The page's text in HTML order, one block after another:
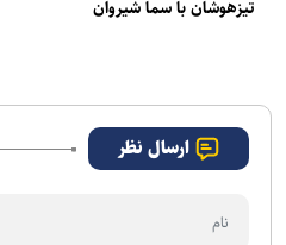
تیزهوشان با سما شیروان
ارسال نظر